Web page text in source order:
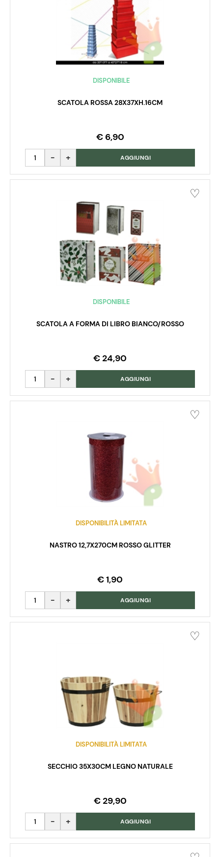
DISPONIBILE
SCATOLA ROSSA 28X37XH.16CM
€ 6,90
Quantità AGGIUNGI
DISPONIBILE
SCATOLA A FORMA DI LIBRO BIANCO/ROSSO
€ 24,90
Quantità AGGIUNGI
DISPONIBILITÀ LIMITATA
NASTRO 12,7X270CM ROSSO GLITTER
€ 1,90
Quantità AGGIUNGI
DISPONIBILITÀ LIMITATA
SECCHIO 35X30CM LEGNO NATURALE
€ 29,90
Quantità AGGIUNGI